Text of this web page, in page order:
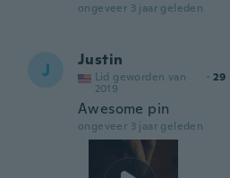
ongeveer 3 jaar geleden
J Justin
Lid geworden van
2019
· 29
Awesome pin
ongeveer 3 jaar geleden